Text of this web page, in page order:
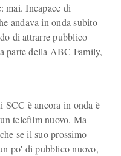
mai. Incapace di
andava in onda subito
di attrarre pubblico
parte della ABC Family,
è ancora in onda è
telefilm nuovo. Ma
se il suo prossimo
po' di pubblico nuovo,